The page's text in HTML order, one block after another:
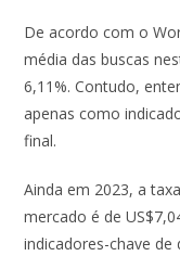
De acordo com o
média das buscas
6,11%. Contudo,
apenas como
final.
Ainda em 2023, a
mercado é de
indicadores-chave de